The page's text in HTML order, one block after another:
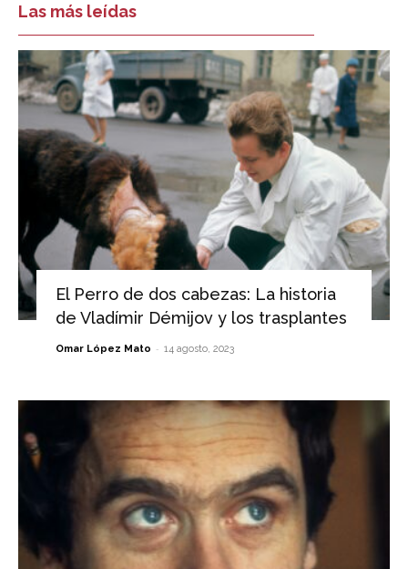
Las más leídas
El Perro de dos cabezas: La historia
de Vladímir Démijov y los trasplantes
Omar López Mato - 14 agosto, 2023